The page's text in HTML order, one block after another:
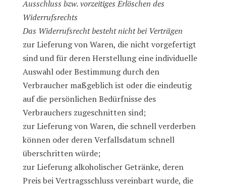
Ausschluss bzw. vorzeitiges Erlöschen des
Widerrufsrechts
Das Widerrufsrecht besteht nicht bei Verträgen
zur Lieferung von Waren, die nicht vorgefertigt
sind und für deren Herstellung eine individuelle
Auswahl oder Bestimmung durch den
Verbraucher maßgeblich ist oder die eindeutig
auf die persönlichen Bedürfnisse des
Verbrauchers zugeschnitten sind;
zur Lieferung von Waren, die schnell verderben
können oder deren Verfallsdatum schnell
überschritten würde;
zur Lieferung alkoholischer Getränke, deren
Preis bei Vertragsschluss vereinbart wurde, die